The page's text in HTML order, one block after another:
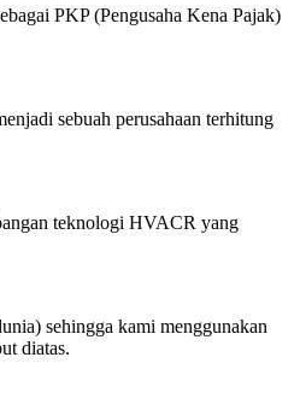
PKP (Pengusaha Kena Pajak)
sebuah perusahaan terhitung
teknologi HVACR yang
sehingga kami menggunakan
diatas.